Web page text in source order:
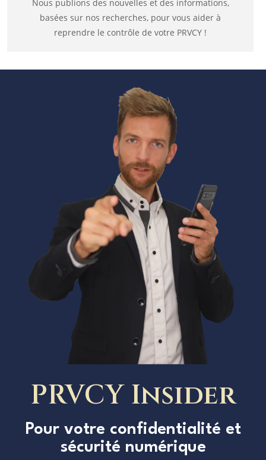
Nous publions des nouvelles et des informations,
basées sur nos recherches, pour vous aider à
reprendre le contrôle de votre PRVCY !
PRVCY Insider
Pour votre confidentialité et
sécurité numérique